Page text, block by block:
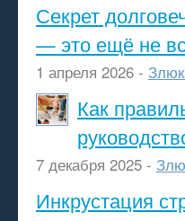
Секрет
— это ещё не
1 апреля 2026 -
Как
7 декабря 2025 -
Инкрустация